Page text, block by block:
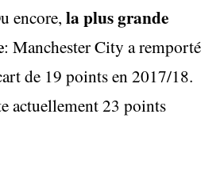
encore, la plus grande
: Manchester City a remporté
de 19 points en 2017/18.
actuellement 23 points